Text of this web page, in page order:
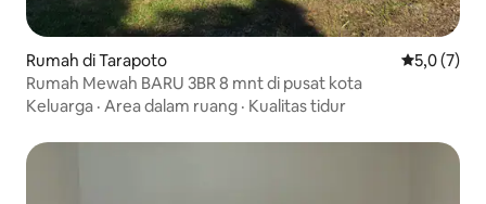
Rumah di Tarapoto Nilai rata-
5,0 (7)
Rumah Mewah BARU 3BR 8 mnt di pusat kota
Keluarga · Area dalam ruang · Kualitas tidur